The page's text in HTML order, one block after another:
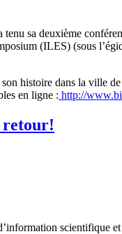
sa deuxième
(ILES) (sous
histoire dans la ville
en ligne : http://
retour!
scientifique